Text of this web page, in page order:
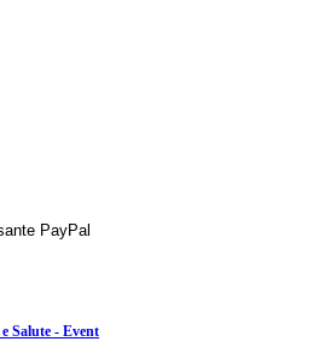
Salute - Event